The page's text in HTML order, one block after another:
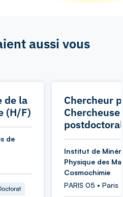
aussi vous
de la
(H/F)
de
Chercheur
Chercheuse
Institut de
Physique des
Cosmochimie
PARIS 05 • Paris